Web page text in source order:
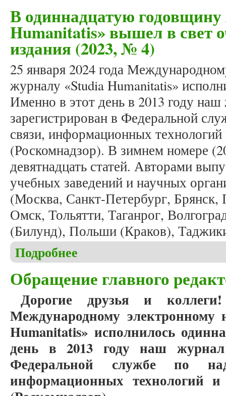
В одиннадцатую
Humanitatis» вышел в свет
издания (2023, № 4)
25 января 2024 года
журналу «Studia Humanitatis»
Именно в этот день в 2013 году
зарегистрирован в Федеральной
связи, информационных
(Роскомнадзор). В зимнем номере
девятнадцать статей. Авторами
учебных заведений и научных
(Москва, Санкт-Петербург, Брянск,
Омск, Тольятти, Таганрог,
(Билунд), Польши (Краков),
Подробнее
Обращение главного
Дорогие друзья и
Международному электронному
Humanitatis» исполнилось
день в 2013 году наш
Федеральной службе по
информационных технологий